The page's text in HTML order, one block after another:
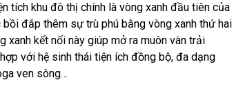
tích khu đô thị chính là vòng xanh đầu tiên của
đắp thêm sự trù phú bằng vòng xanh thứ hai
xanh kết nối này giúp mở ra muôn vàn trải
với hệ sinh thái tiện ích đồng bộ, đa dạng
ven sông…